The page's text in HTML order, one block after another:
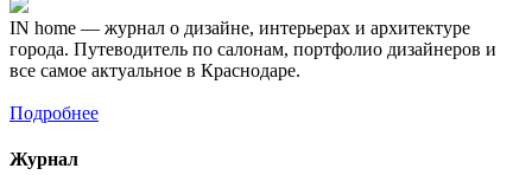
IN home — журнал о дизайне, интерьерах и архитектуре
города. Путеводитель по салонам, портфолио дизайнеров и
все самое актуальное в Краснодаре.
Подробнее
Журнал